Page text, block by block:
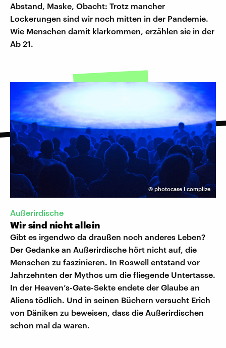
Abstand, Maske, Obacht: Trotz mancher
Lockerungen sind wir noch mitten in der Pandemie.
Wie Menschen damit klarkommen, erzählen sie in der
Ab 21.
©photocase I complize
Außerirdische
Wir sind nicht allein
Gibt es irgendwo da draußen noch anderes Leben?
Der Gedanke an Außerirdische hört nicht auf, die
Menschen zu faszinieren. In Roswell entstand vor
Jahrzehnten der Mythos um die fliegende Untertasse.
In der Heaven’s-Gate-Sekte endete der Glaube an
Aliens tödlich. Und in seinen Büchern versucht Erich
von Däniken zu beweisen, dass die Außerirdischen
schon mal da waren.